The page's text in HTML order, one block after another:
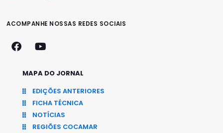
ACOMPANHE NOSSAS REDES SOCIAIS
MAPA DO JORNAL
EDIÇÕES ANTERIORES
FICHA TÉCNICA
NOTÍCIAS
REGIÕES COCAMAR